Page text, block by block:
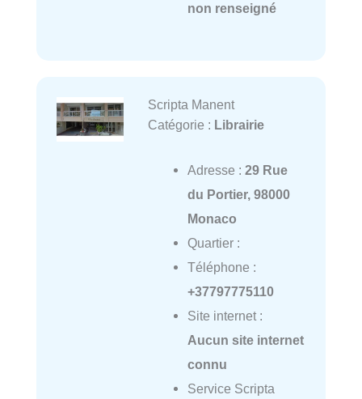
non renseigné
Scripta Manent
Catégorie : Librairie
Adresse : 29 Rue
du Portier, 98000
Monaco
Quartier :
Téléphone :
+37797775110
Site internet :
Aucun site internet
connu
Service Scripta